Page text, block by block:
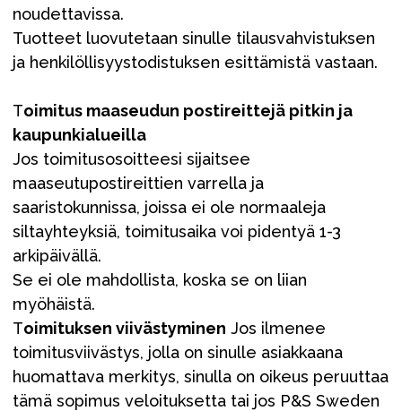
noudettavissa.
Tuotteet luovutetaan sinulle tilausvahvistuksen
ja henkilöllisyystodistuksen esittämistä vastaan.
Toimitus maaseudun postireittejä pitkin ja
kaupunkialueilla
Jos toimitusosoitteesi sijaitsee
maaseutupostireittien varrella ja
saaristokunnissa, joissa ei ole normaaleja
siltayhteyksiä, toimitusaika voi pidentyä 1-3
arkipäivällä.
Se ei ole mahdollista, koska se on liian
myöhäistä.
Toimituksen viivästyminen Jos ilmenee
toimitusviivästys, jolla on sinulle asiakkaana
huomattava merkitys, sinulla on oikeus peruuttaa
tämä sopimus veloituksetta tai jos P&S Sweden